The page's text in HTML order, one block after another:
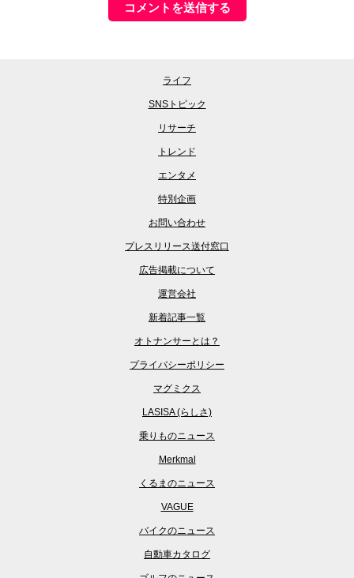
ライフ
SNSトピック
リサーチ
トレンド
エンタメ
特別企画
お問い合わせ
プレスリリース送付窓口
広告掲載について
運営会社
新着記事一覧
オトナンサーとは？
プライバシーポリシー
マグミクス
LASISA (らしさ)
乗りものニュース
Merkmal
くるまのニュース
VAGUE
バイクのニュース
自動車カタログ